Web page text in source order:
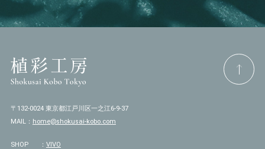
〒132-0024 東京都江戸川区一之江6-9-37
MAIL： home@shokusai-kobo.com
SHOP ： VIVO